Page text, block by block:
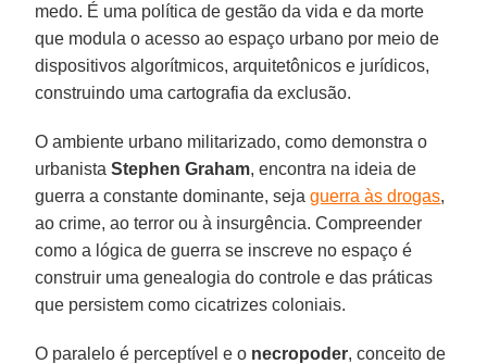
medo. É uma política de gestão da vida e da morte
que modula o acesso ao espaço urbano por meio de
dispositivos algorítmicos, arquitetônicos e jurídicos,
construindo uma cartografia da exclusão.
O ambiente urbano militarizado, como demonstra o
urbanistaStephen Graham, encontra na ideia de
guerra a constante dominante, sejaguerra às drogas,
ao crime, ao terror ou à insurgência. Compreender
como a lógica de guerra se inscreve no espaço é
construir uma genealogia do controle e das práticas
que persistem como cicatrizes coloniais.
O paralelo é perceptível e o necropoder, conceito de